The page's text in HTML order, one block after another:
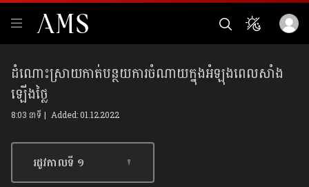
ដំណោះស្រាយកាត់បន្ថយការចំណាយក្នុងអំឡុងពេលសាំង
ឡើងថ្លៃ
8:03 នាទី | Added: 01.12.2022
រដូវកាលទី​ ១